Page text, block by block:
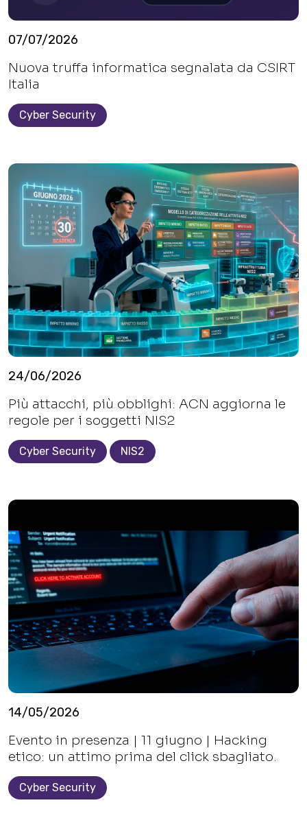
07/07/2026
Nuova truffa informatica segnalata da CSIRT
Italia
Cyber Security
24/06/2026
Più attacchi, più obblighi: ACN aggiorna le
regole per i soggetti NIS2
Cyber Security NIS2
14/05/2026
Evento in presenza | 11 giugno | Hacking
etico: un attimo prima del click sbagliato.
Cyber Security